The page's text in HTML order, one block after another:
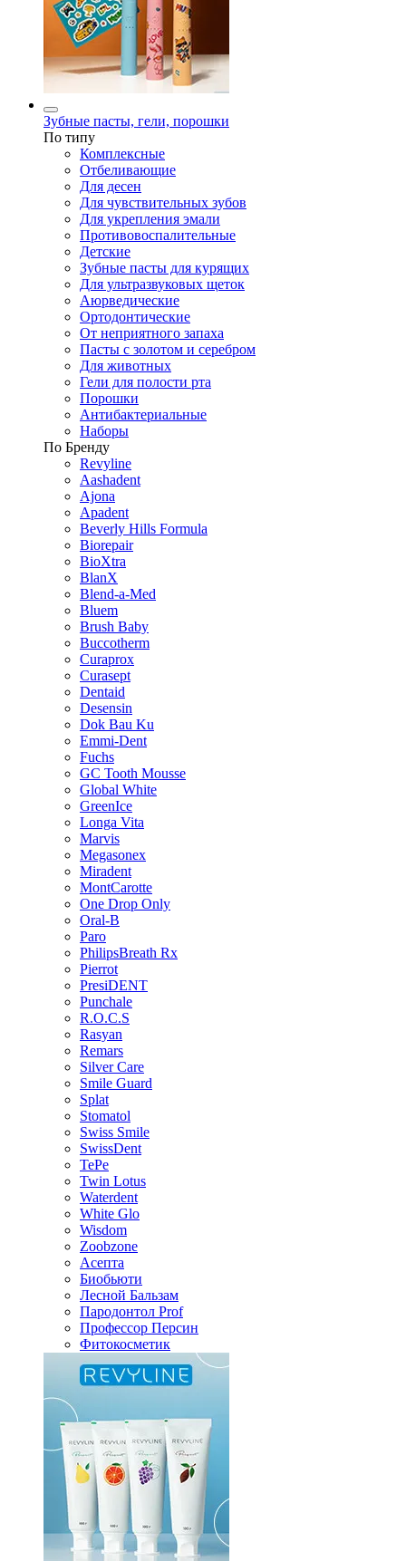
Зубные пасты, гели, порошки
По типу
Комплексные
Отбеливающие
Для десен
Для чувствительных зубов
Для укрепления эмали
Противовоспалительные
Детские
Зубные пасты для курящих
Для ультразвуковых щеток
Аюрведические
Ортодонтические
От неприятного запаха
Пасты с золотом и серебром
Для животных
Гели для полости рта
Порошки
Антибактериальные
Наборы
По Бренду
Revyline
Aashadent
Ajona
Apadent
Beverly Hills Formula
Biorepair
BioXtra
BlanX
Blend-a-Med
Bluem
Brush Baby
Buccotherm
Curaprox
Curasept
Dentaid
Desensin
Dok Bau Ku
Emmi-Dent
Fuchs
GC Tooth Mousse
Global White
GreenIce
Longa Vita
Marvis
Megasonex
Miradent
MontCarotte
One Drop Only
Oral-B
Paro
PhilipsBreath Rx
Pierrot
PresiDENT
Punchale
R.O.C.S
Rasyan
Remars
Silver Care
Smile Guard
Splat
Stomatol
Swiss Smile
SwissDent
TePe
Twin Lotus
Waterdent
White Glo
Wisdom
Zoobzone
Асепта
Биобьюти
Лесной Бальзам
Пародонтол Prof
Профессор Персин
Фитокосметик